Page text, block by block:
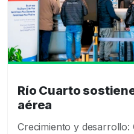
Río Cuarto
aérea
Crecimiento y desarrollo: